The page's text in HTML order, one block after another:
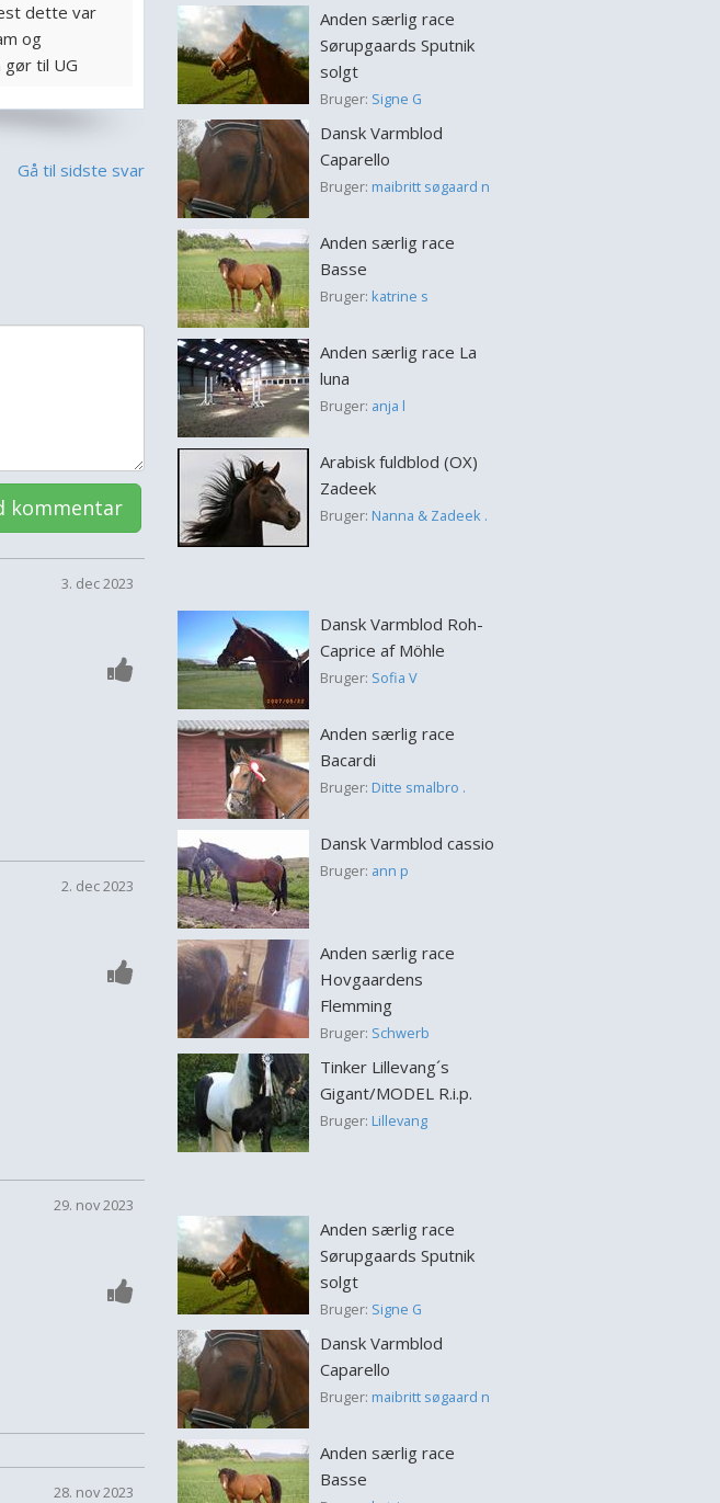
dette var
og
til UG
Gå til sidste svar
kommentar
3. dec 2023
2. dec 2023
29. nov 2023
28. nov 2023
Anden særlig race
Sørupgaards Sputnik
solgt
Bruger: Signe G
Dansk Varmblod
Caparello
Bruger: maibritt søgaard n
Anden særlig race
Basse
Bruger: katrine s
Anden særlig race La
luna
Bruger: anja l
Arabisk fuldblod (OX)
Zadeek
Bruger: Nanna & Zadeek .
Dansk Varmblod Roh-
Caprice af Möhle
Bruger: Sofia V
Anden særlig race
Bacardi
Bruger: Ditte smalbro .
Dansk Varmblod cassio
Bruger: ann p
Anden særlig race
Hovgaardens
Flemming
Bruger: Schwerb
Tinker Lillevang´s
Gigant/MODEL R.i.p.
Bruger: Lillevang
Anden særlig race
Sørupgaards Sputnik
solgt
Bruger: Signe G
Dansk Varmblod
Caparello
Bruger: maibritt søgaard n
Anden særlig race
Basse